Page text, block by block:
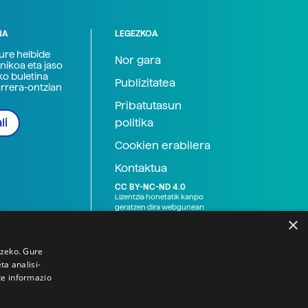
helbide
eta jaso
buletina
ontzian
LEGEZKOA
Nor gara
Publizitatea
Pribatutasun
politika
Cookien erabilera
Kontaktua
CC BY-NC-ND 4.0
Lizentzia honetatik kanpo
geratzen dira webgunean
×
Gure
analisi-
informazio